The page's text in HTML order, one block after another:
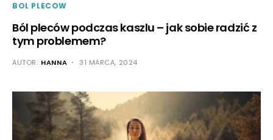
BOL PLECOW
Ból pleców podczas kaszlu – jak sobie radzić z
tym problemem?
AUTOR: HANNA 31 MARCA, 2024